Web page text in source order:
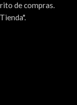
de compras.